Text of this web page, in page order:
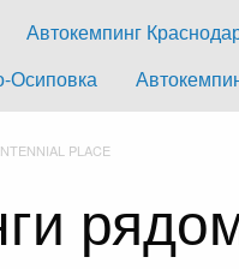
Автокемпинг
Осиповка
PLACE